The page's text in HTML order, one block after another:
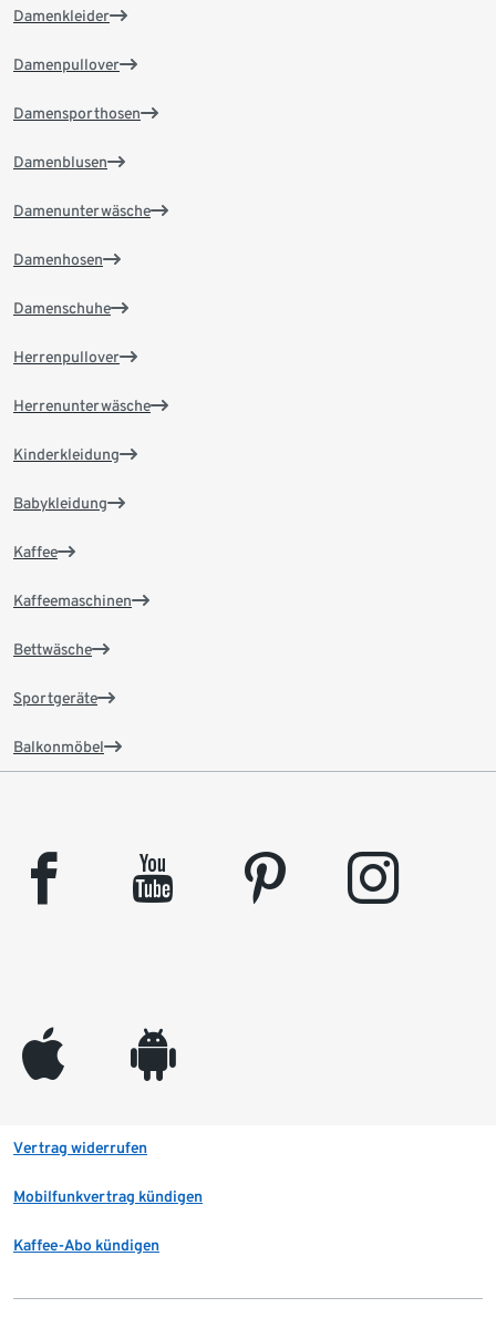
Damenkleider
Damenpullover
Damensporthosen
Damenblusen
Damenunterwäsche
Damenhosen
Damenschuhe
Herrenpullover
Herrenunterwäsche
Kinderkleidung
Babykleidung
Kaffee
Kaffeemaschinen
Bettwäsche
Sportgeräte
Balkonmöbel
facebook youtube pinterest instagram
appleinc android
Vertrag widerrufen
Mobilfunkvertrag kündigen
Kaffee-Abo kündigen